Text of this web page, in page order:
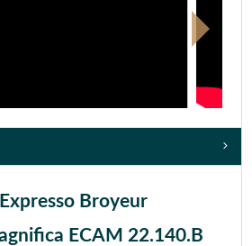
Broyeur
ECAM 22.140.B